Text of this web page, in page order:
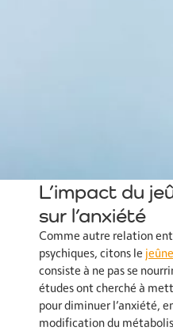
L’impact du
sur l’anxiété
Comme autre relation
psychiques, citons le
consiste à ne pas se
études ont cherché à
pour diminuer l’anxiété,
modification du